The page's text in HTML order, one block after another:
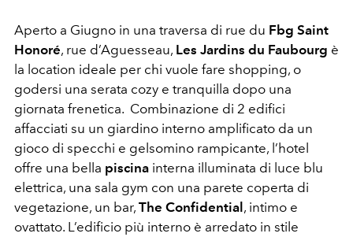
Aperto a Giugno in una traversa di rue du Fbg Saint
Honoré, rue d’Aguesseau, Les Jardins du Faubourg è
la location ideale per chi vuole fare shopping, o
godersi una serata cozy e tranquilla dopo una
giornata frenetica. Combinazione di 2 edifici
affacciati su un giardino interno amplificato da un
gioco di specchi e gelsomino rampicante, l’hotel
offre una bella piscina interna illuminata di luce blu
elettrica, una sala gym con una parete coperta di
vegetazione, un bar, The Confidential, intimo e
ovattato. L’edificio più interno è arredato in stile